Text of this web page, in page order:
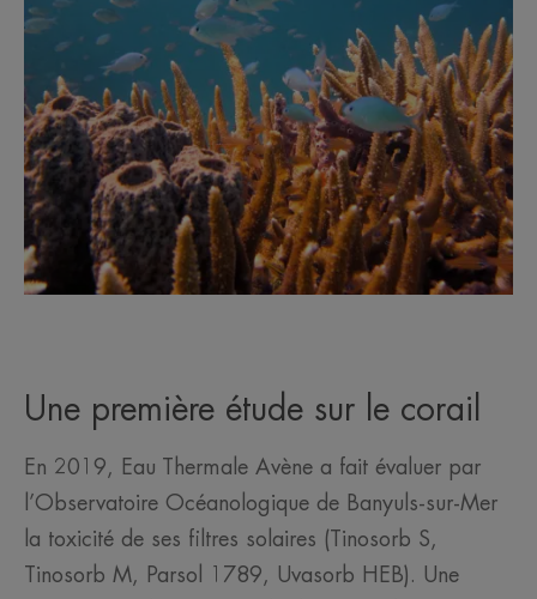
Une première étude sur le corail
En 2019, Eau Thermale Avène a fait évaluer par
l’Observatoire Océanologique de Banyuls-sur-Mer
la toxicité de ses filtres solaires (Tinosorb S,
Tinosorb M, Parsol 1789, Uvasorb HEB). Une